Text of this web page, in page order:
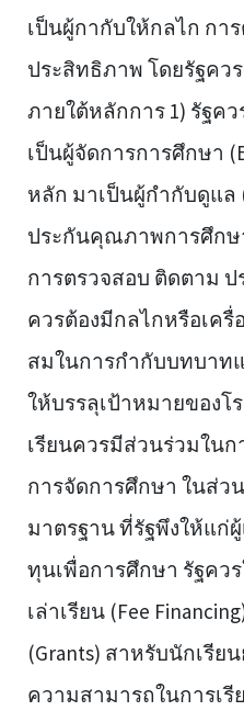
เป็นผู้กากับให้กลไก กา
ประสิทธิภาพ โดยรัฐคว
ภายใต้หลักการ 1) รัฐค
เป็นผู้จัดการการศึกษา
หลัก มาเป็นผู้กำกับดูแล
ประกันคุณภาพการศึกษ
การตรวจสอบ ติดตาม ป
ควรต้องมีกลไกหรือเครื่
สมในการกำกับบทบาท
ให้บรรลุเป้าหมายของโ
เรียนควรมีส่วนร่วมใน
การจัดการศึกษา ในส่
มาตรฐาน ที่รัฐพึงให้แก่
ทุนเพื่อการศึกษา รัฐคว
เล่าเรียน (Fee
(Grants) สาหรับนักเรี
ความสามารถในการเ